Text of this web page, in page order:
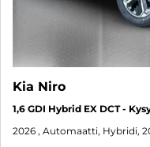
Kia Niro
1,6 GDI Hybrid EX DCT -
2026 , Automaatti, Hybridi,